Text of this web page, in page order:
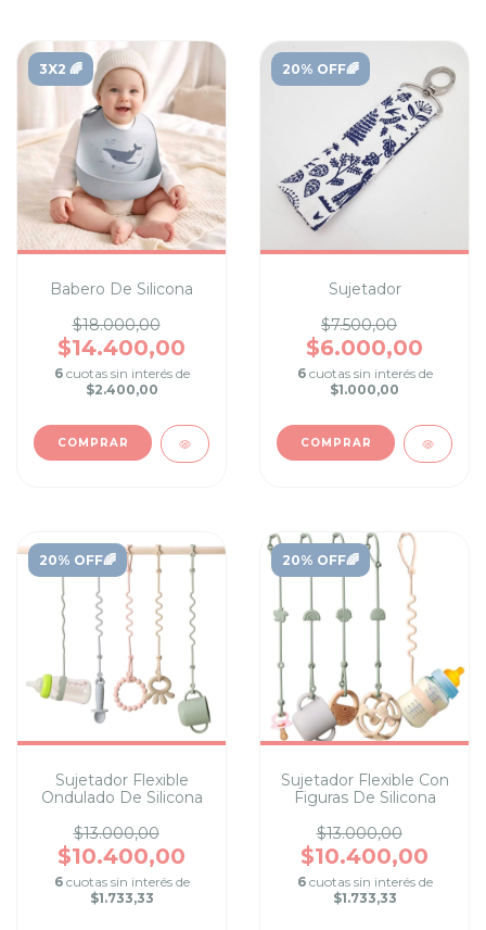
3X2 🌈
Babero De Silicona
$18.000,00
$14.400,00
6 cuotas sin interés de
$2.400,00
COMPRAR
20% OFF🌈
Sujetador
$7.500,00
$6.000,00
6 cuotas sin interés de
$1.000,00
COMPRAR
20% OFF🌈
Sujetador Flexible
Ondulado De Silicona
$13.000,00
$10.400,00
6 cuotas sin interés de
$1.733,33
20% OFF🌈
Sujetador Flexible Con
Figuras De Silicona
$13.000,00
$10.400,00
6 cuotas sin interés de
$1.733,33